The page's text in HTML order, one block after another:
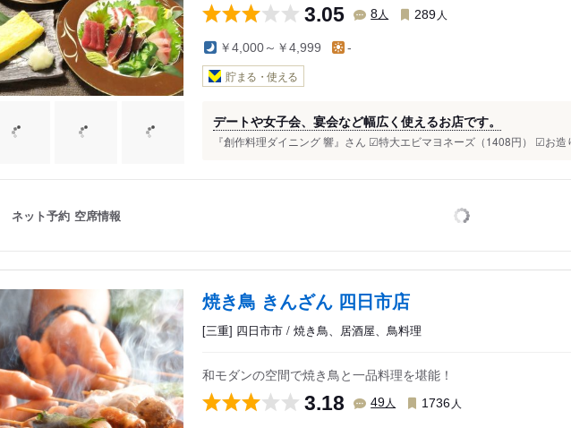
3.05 8人 289 人
￥4,000～￥4,999 -
貯まる・使える
デートや女子会、宴会など幅広く使えるお店です。
『創作料理ダイニング 響』さん ☑︎特大エビマヨネーズ（1408円） ☑︎お造
ネット予約 空席情報
焼き鳥 きんざん 四日市店
[三重] 四日市市 / 焼き鳥、居酒屋、鳥料理
和モダンの空間で焼き鳥と一品料理を堪能！
3.18 49人 1736 人